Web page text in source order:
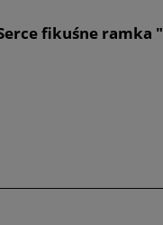
fikuśne ramka "